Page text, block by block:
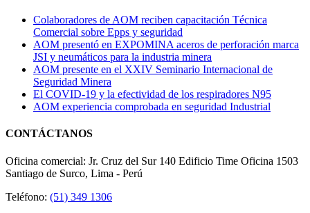
Colaboradores de AOM reciben capacitación Técnica
Comercial sobre Epps y seguridad
AOM presentó en EXPOMINA aceros de perforación marca
JSI y neumáticos para la industria minera
AOM presente en el XXIV Seminario Internacional de
Seguridad Minera
El COVID-19 y la efectividad de los respiradores N95
AOM experiencia comprobada en seguridad Industrial
CONTÁCTANOS
Oficina comercial: Jr. Cruz del Sur 140 Edificio Time Oficina 1503
Santiago de Surco, Lima - Perú
Teléfono: (51) 349 1306